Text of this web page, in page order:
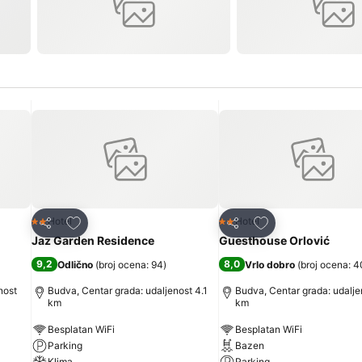
Deli
Dodati u favorite
2 Zvezdice
Hotel
Jaz Garden Residence
9,2 Odlično (broj ocena: 94)
Budva, Centar grada: udaljenost 4.1
km
Besplatan WiFi
Parking
Deli
Dodati u favorite
2 Zvezdice
Hotel
Guesthouse Orlović
8,0 Vrlo dobro (broj ocena:
Budva, Centar grada:
km
Besplatan WiFi
Bazen